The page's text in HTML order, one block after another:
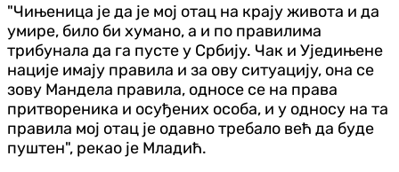
"Чињеница је да је мој отац на крају живота и да
умире, било би хумано, а и по правилима
трибунала да га пусте у Србију. Чак и Уједињене
нације имају правила и за ову ситуацију, она се
зову Мандела правила, односе се на права
притвореника и осуђених особа, и у односу на та
правила мој отац је одавно требало већ да буде
пуштен", рекао је Младић.